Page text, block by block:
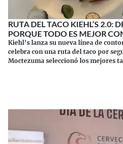
RUTA DEL TACO KIEHL’S 2.0:
PORQUE TODO ES MEJOR
Kiehl’s lanza su nueva línea de
celebra con una ruta del taco por
Moctezuma seleccionó los mejores